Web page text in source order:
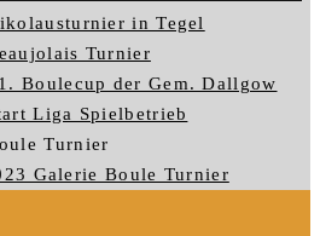
in Tegel
Turnier
Boulecup der Gem. Dallgow
Liga Spielbetrieb
Turnier
Galerie Boule Turnier